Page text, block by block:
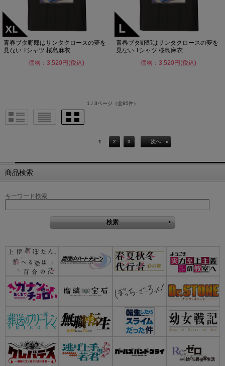
青春ブタ野郎はサンタクロースの夢を
見ない Tシャツ 桜島麻衣...
価格：3,520円(税込)
青春ブタ野郎はサンタクロースの夢を
見ない Tシャツ 桜島麻衣...
価格：3,520円(税込)
1 / 3ページ （全85件）
1 2 3 次へ
商品検索
キーワード検索